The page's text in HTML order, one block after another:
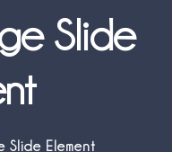
Slide
Slide Element